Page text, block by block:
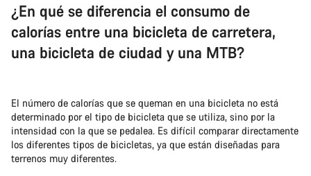
¿En qué se diferencia el consumo de
calorías entre una bicicleta de carretera,
una bicicleta de ciudad y una MTB?
El número de calorías que se queman en una bicicleta no está
determinado por el tipo de bicicleta que se utiliza, sino por la
intensidad con la que se pedalea. Es difícil comparar directamente
los diferentes tipos de bicicletas, ya que están diseñadas para
terrenos muy diferentes.